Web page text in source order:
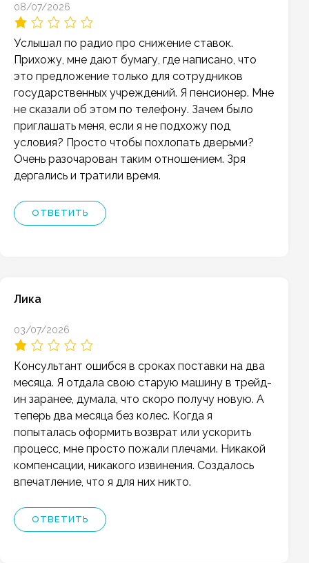
08/07/2026
Услышал по радио про снижение ставок.
Прихожу, мне дают бумагу, где написано, что
это предложение только для сотрудников
государственных учреждений. Я пенсионер. Мне
не сказали об этом по телефону. Зачем было
приглашать меня, если я не подхожу под
условия? Просто чтобы похлопать дверьми?
Очень разочарован таким отношением. Зря
дергались и тратили время.
ОТВЕТИТЬ
Лика
03/07/2026
Консультант ошибся в сроках поставки на два
месяца. Я отдала свою старую машину в трейд-
ин заранее, думала, что скоро получу новую. А
теперь два месяца без колес. Когда я
попыталась оформить возврат или ускорить
процесс, мне просто пожали плечами. Никакой
компенсации, никакого извинения. Создалось
впечатление, что я для них никто.
ОТВЕТИТЬ